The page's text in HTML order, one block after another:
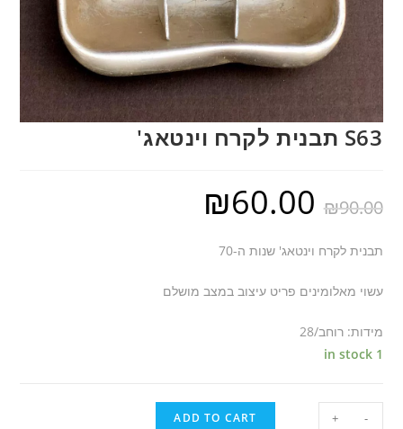
S63 תבנית לקרח וינטאג'
₪90.00
₪60.00
תבנית לקרח וינטאג' שנות ה-70
עשוי מאלומינים פריט עיצוב במצב מושלם
מידות: רוחב/28
1 in stock
-
+
ADD TO CART